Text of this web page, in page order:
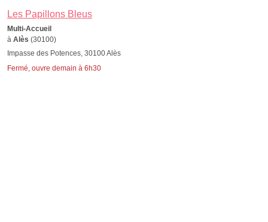
Les Papillons Bleus
Multi-Accueil
à Alès (30100)
Impasse des Potences, 30100 Alès
Fermé, ouvre demain à 6h30